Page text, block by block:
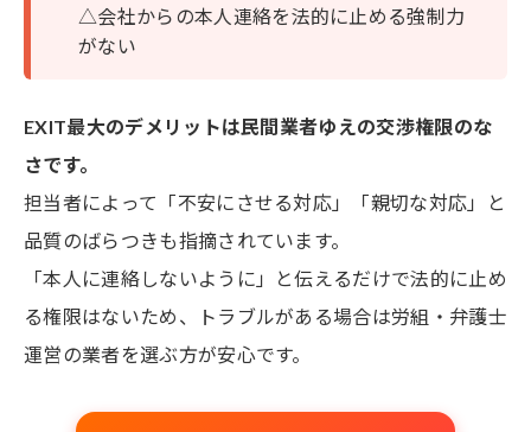
△会社からの本人連絡を法的に止める強制力
がない
EXIT最大のデメリットは民間業者ゆえの交渉権限のな
さです。
担当者によって「不安にさせる対応」「親切な対応」と
品質のばらつきも指摘されています。
「本人に連絡しないように」と伝えるだけで法的に止め
る権限はないため、トラブルがある場合は労組・弁護士
運営の業者を選ぶ方が安心です。